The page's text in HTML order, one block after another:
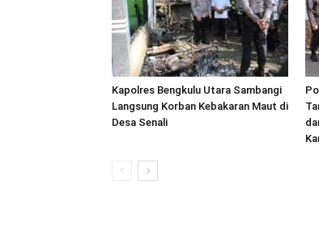
Kapolres Bengkulu Utara Sambangi
Langsung Korban Kebakaran Maut di
Desa Senali